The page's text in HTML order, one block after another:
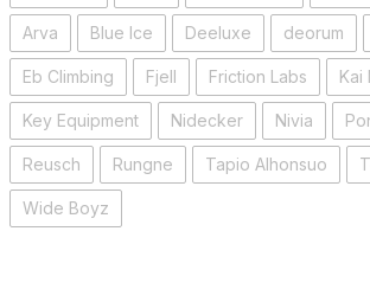
Arva Blue Ice Deeluxe deorum
Eb Climbing Fjell Friction Labs Kai
Key Equipment Nidecker Nivia
Reusch Rungne Tapio Alhonsuo
Wide Boyz